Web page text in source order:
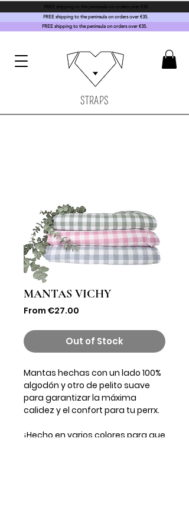
FREE shipping to the peninsula on orders over €35.
FREE shipping to the peninsula on orders over €35.
STRAPS
FREE shipping to the peninsula on orders over €35.
MANTAS VICHY
From €27.00
Out of Stock
Mantas hechas con un lado 100%
algodón y otro de pelito suave
para garantizar la máxima
calidez y el confort para tu perrx.
¡Hecho en varios colores para que